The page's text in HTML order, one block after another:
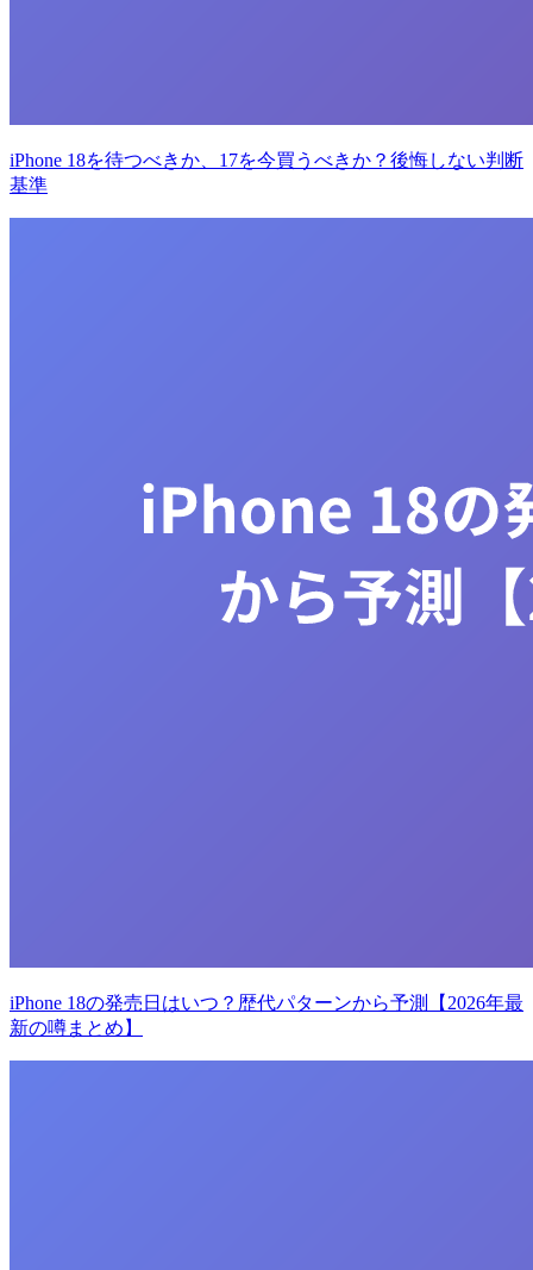
iPhone 18を待つべきか、17を今買うべきか？後悔しない判断
基準
iPhone 18の発売日はいつ？歴代パターンから予測【2026年最
新の噂まとめ】